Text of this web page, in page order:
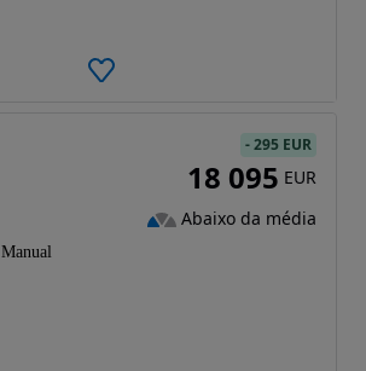
Manual
-295 EUR
18 095 EUR
Abaixo da média